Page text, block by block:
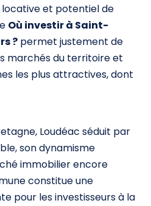
locative et potentiel de
Où investir à Saint-
? permet justement de
marchés du territoire et
les plus attractives, dont
Loudéac séduit par
son dynamisme
immobilier encore
constitue une
pour les investisseurs à la